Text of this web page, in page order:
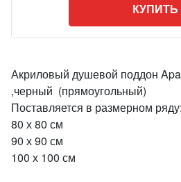
КУПИТЬ
Акриловый душевой поддон
,черный (прямоугольный)
Поставляется в размерном ряду:
80 х 80 см
90 х 90 см
100 х 100 см